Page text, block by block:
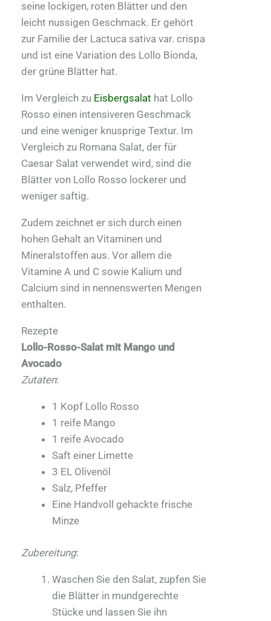
seine lockigen, roten Blätter und den
leicht nussigen Geschmack. Er gehört
zur Familie der Lactuca sativa var. crispa
und ist eine Variation des Lollo Bionda,
der grüne Blätter hat.
Im Vergleich zu Eisbergsalat hat Lollo
Rosso einen intensiveren Geschmack
und eine weniger knusprige Textur. Im
Vergleich zu Romana Salat, der für
Caesar Salat verwendet wird, sind die
Blätter von Lollo Rosso lockerer und
weniger saftig.
Zudem zeichnet er sich durch einen
hohen Gehalt an Vitaminen und
Mineralstoffen aus. Vor allem die
Vitamine A und C sowie Kalium und
Calcium sind in nennenswerten Mengen
enthalten.
Rezepte
Lollo-Rosso-Salat mit Mango und
Avocado
Zutaten:
1 Kopf Lollo Rosso
1 reife Mango
1 reife Avocado
Saft einer Limette
3 EL Olivenöl
Salz, Pfeffer
Eine Handvoll gehackte frische
Minze
Zubereitung:
Waschen Sie den Salat, zupfen Sie
die Blätter in mundgerechte
Stücke und lassen Sie ihn